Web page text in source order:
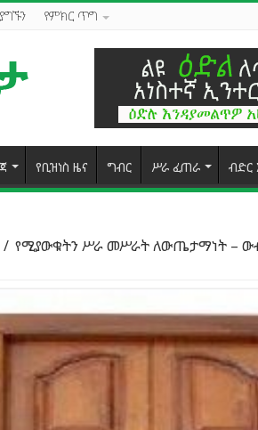
ያግኙን የምክር ጥግ
የቢዝነስ ዜና ግብር ሥራ ፈጠራ ብድር
/ የሚያውቁትን ሥራ መሥራት ለውጤታማነት –